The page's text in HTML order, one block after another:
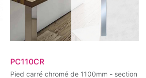
PC110CR
Pied carré chromé de 1100mm - section